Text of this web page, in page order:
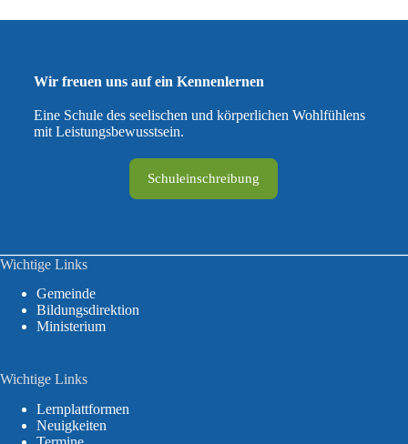
Wir freuen uns auf ein Kennenlernen
Eine Schule des seelischen und körperlichen Wohlfühlens
mit Leistungsbewusstsein.
Schuleinschreibung
Wichtige Links
Gemeinde
Bildungsdirektion
Ministerium
Wichtige Links
Lernplattformen
Neuigkeiten